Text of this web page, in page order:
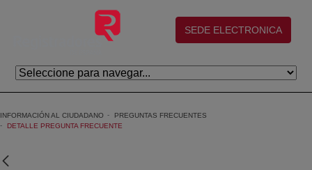
Eduki nagusira joan
(abre en nueva ventana)
SEDE ELECTRONICA
INFORMACIÓN AL CIUDADANO
PREGUNTAS FRECUENTES
DETALLE PREGUNTA FRECUENTE